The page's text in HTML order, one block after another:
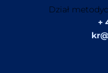
Dział
+